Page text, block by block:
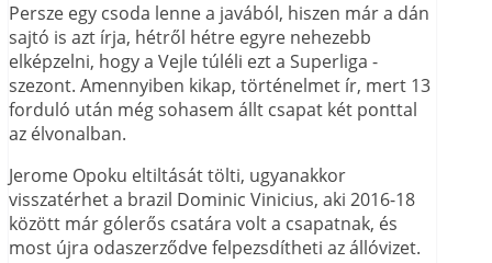
Persze egy csoda lenne a javából, hiszen már a dán
sajtó is azt írja, hétről hétre egyre nehezebb
elképzelni, hogy a Vejle túléli ezt a Superliga -
szezont. Amennyiben kikap, történelmet ír, mert 13
forduló után még sohasem állt csapat két ponttal
az élvonalban.
Jerome Opoku eltiltását tölti, ugyanakkor
visszatérhet a brazil Dominic Vinicius, aki 2016-18
között már gólerős csatára volt a csapatnak, és
most újra odaszerződve felpezsdítheti az állóvizet.